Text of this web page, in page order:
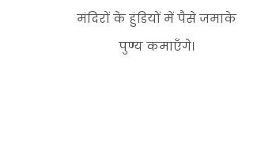
मंदिरों के हुंडियों में पैसे जमाके
पुण्य कमाएँगे।